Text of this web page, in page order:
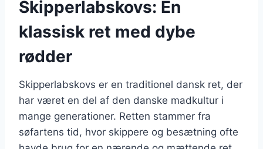
Skipperlabskovs: En
klassisk ret med dybe
rødder
Skipperlabskovs er en traditionel dansk ret, der
har været en del af den danske madkultur i
mange generationer. Retten stammer fra
søfartens tid, hvor skippere og besætning ofte